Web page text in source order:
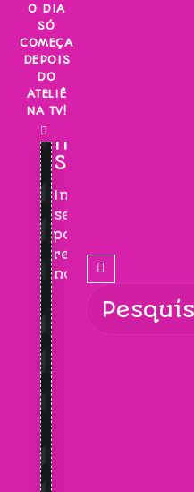
Skip
content
O DIA
SÓ
COMEÇA
DEPOIS
DO
ATELIÊ
NA TV!
INSCREVA-
SE!
Inscreva-
se
para
receber
novidades!